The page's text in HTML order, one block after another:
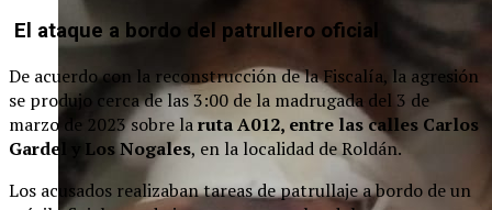
El ataque a bordo del patrullero oficial
De acuerdo con la reconstrucción de la Fiscalía, la agresión
se produjo cerca de las 3:00 de la madrugada del 3 de
marzo de 2023 sobre laruta A012, entre las calles Carlos
Gardel y Los Nogales, en la localidad de Roldán.
Los acusados realizaban tareas de patrullaje a bordo de un